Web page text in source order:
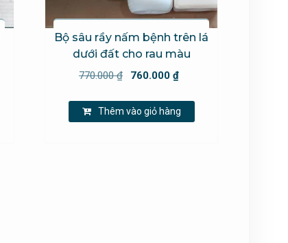
Bộ sâu rầy nấm bệnh trên lá
dưới đất cho rau màu
770.000₫
Giá
là:
770.000 ₫.
760.000₫
là:
Thêm vào giỏ hàng